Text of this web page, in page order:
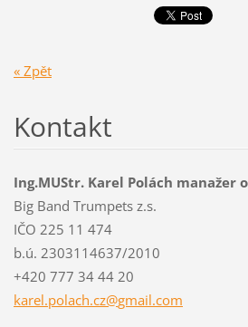
« Zpět
Kontakt
Ing.MUStr. Karel Polách manažer
Big Band Trumpets z.s.
IČO 225 11 474
b.ú. 2303114637/2010
+420 777 34 44 20
karel.polach.cz@gmail.com